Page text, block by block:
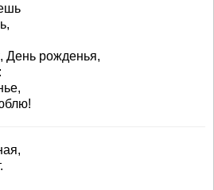
День рожденья,